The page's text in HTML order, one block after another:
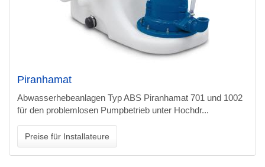
Piranhamat
Abwasserhebeanlagen Typ ABS Piranhamat 701 und 1002
für den problemlosen Pumpbetrieb unter Hochdr...
Preise für Installateure